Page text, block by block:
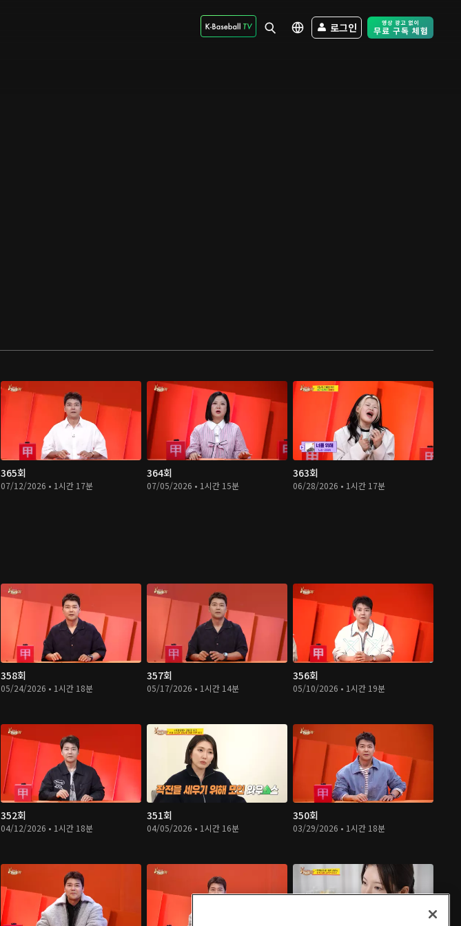
로그인 Free Trial -
365회
07/12/2026 • 1시간 17분
364회
07/05/2026 • 1시간 15분
363회
06/28/2026 • 1시간 17분
358회
05/24/2026 • 1시간 18분
357회
05/17/2026 • 1시간 14분
356회
05/10/2026 • 1시간 19분
352회
04/12/2026 • 1시간 18분
351회
04/05/2026 • 1시간 16분
350회
03/29/2026 • 1시간 18분